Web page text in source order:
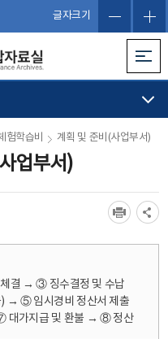
글자크기
험학습비 계획 및 준비(사업부서)
업부서)
결 → ③ 징수결정 및 수납
→ ⑤ 임시경비 정산서 제출
대가지급 및 환불 → ⑧ 정산